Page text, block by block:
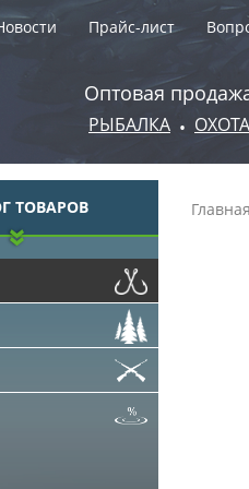
Прайс-лист
Оптовая
РЫБАЛКА • ОХОТА
ТОВАРОВ Главная